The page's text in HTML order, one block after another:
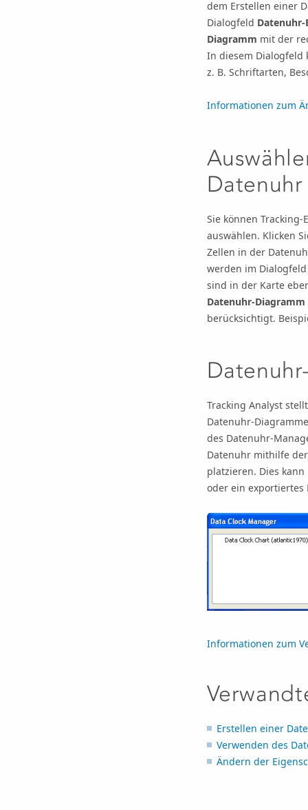
dem Erstellen einer
Dialogfeld Datenuhr-
Diagramm mit der
In diesem Dialogfeld
z. B. Schriftarten,
Informationen zum
Datenuhr
Sie können
auswählen. Klicken
Zellen in der
werden im
sind in der Karte
Datenuhr-Diagramm
berücksichtigt.
Tracking Analyst
Datenuhr-
des Datenuhr-
Datenuhr mithilfe
platzieren. Dies
oder ein
Informationen zum
Erstellen einer
Verwenden des
Ändern der